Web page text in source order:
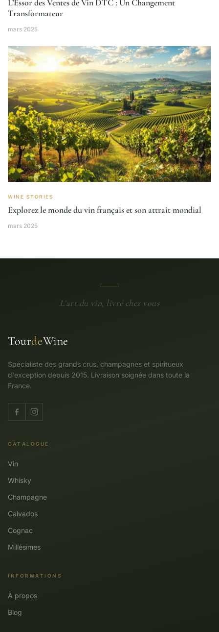
L’Essor des Ventes de Vin DTC : Un Changement
Transformateur
mars 2025
WINE STORIES
Explorez le monde du vin français et son attrait mondial
mars 2025
L'art du vin, livré chez vous
TourdeWine
Spécialiste des grands crus, champagnes et spiritueux
d'exception depuis 2015. Livraison soignée dans toute la
France.
CATALOGUE
Vin
Whisky
Champagne
Calvados
Cognac
Millésimes
INFORMATIONS
À propos
Blog